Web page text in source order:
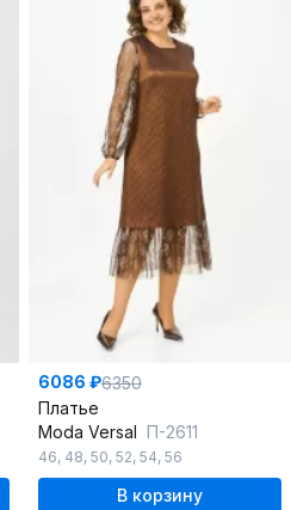
6086 ₽6350
Платье
Moda Versal П-2611
46, 48, 50, 52, 54, 56
В корзину